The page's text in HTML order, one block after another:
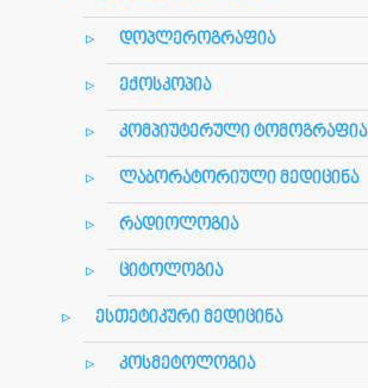
დოპლეროგრაფია
ექოსკოპია
კომპიუტერული ტომოგრაფია
ლაბორატორიული მედიცინა
რადიოლოგია
ციტოლოგია
ესთეტიკური მედიცინა
კოსმეტოლოგია